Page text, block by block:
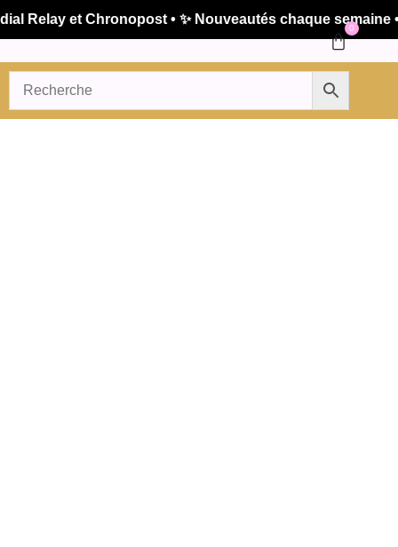
et Chronopost • ✨ Nouveautés chaque semaine •
0